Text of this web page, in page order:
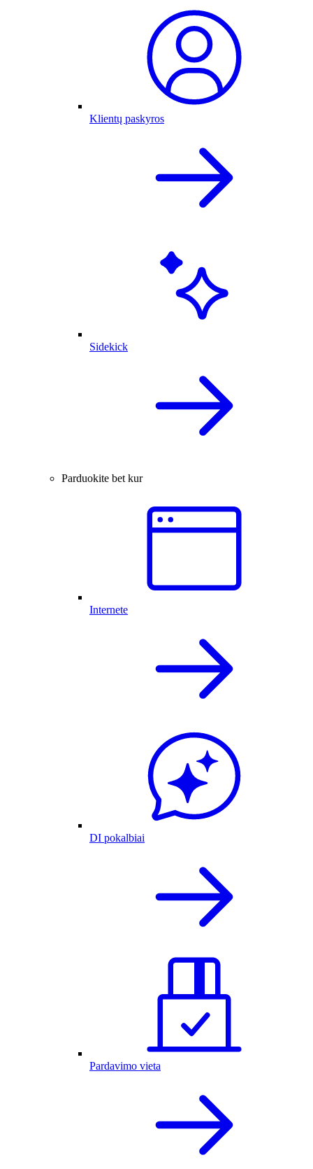
Klientų paskyros
Sidekick
Parduokite bet kur
Internete
DI pokalbiai
Pardavimo vieta